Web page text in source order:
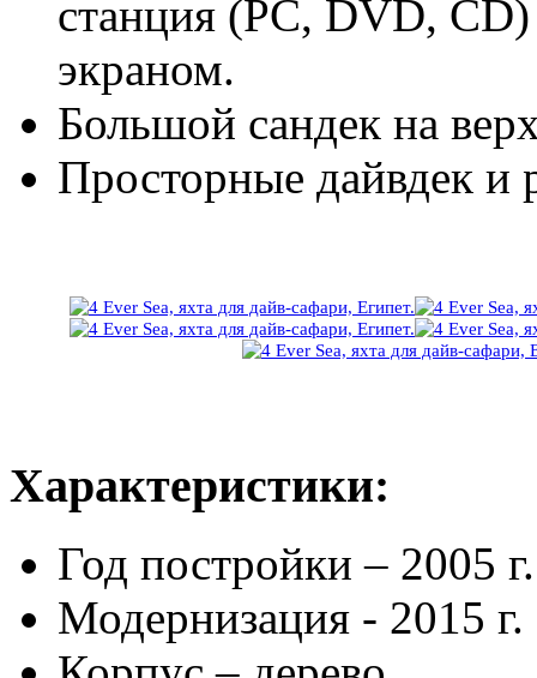
станция (PC, DVD,
экраном.
Большой сандек на
Просторные дайвдек и
Характеристики:
Год постройки – 2005 г.
Модернизация - 2015 г.